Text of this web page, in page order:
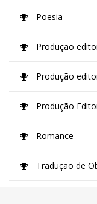
Poesia
Produção
Produção
Produção
Romance
Tradução de